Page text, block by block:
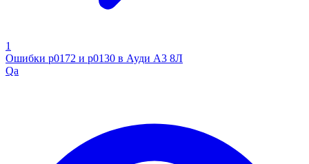
1
Ошибки p0172 и р0130 в Ауди А3 8Л
Qa